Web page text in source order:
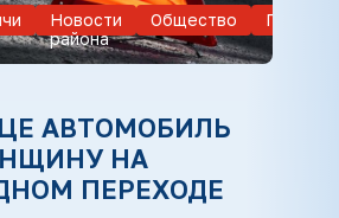
Новости
района
Общество
АВТОМОБИЛЬ
НА
ПЕРЕХОДЕ